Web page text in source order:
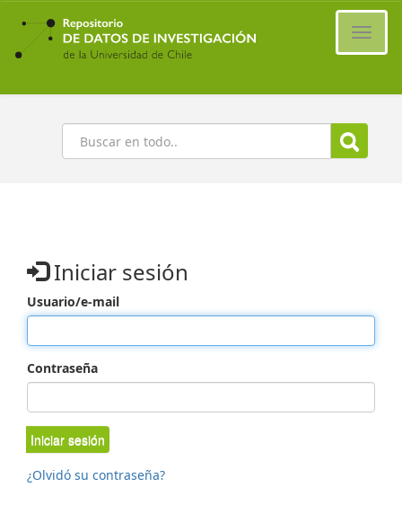
Ir
contenido
principal
Buscar
Iniciar sesión
Usuario/e-mail
Contraseña
Iniciar sesión
¿Olvidó su contraseña?